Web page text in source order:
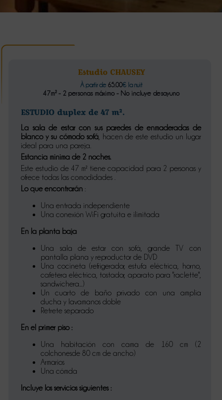
Estudio CHAUSEY
À partir de 65.00€ la nuit
47m² - 2 personas máximo - No incluye desayuno
ESTUDIO duplex de 47 m².
La sala de estar con sus paredes de enmaderadas de
blanco y su cómodo sofá, hacen de este estudio un lugar
ideal para una pareja.
Estancia minima de 2 noches.
Este estudio de 47 m² tiene capacidad para 2 personas y
ofrece todas las comodidades .
Lo que encontrarán :
Una entrada independiente
Una conexión WiFi gratuita e ilimitada
En la planta baja
Una sala de estar con sofá, grande TV con
pantalla plana y reproductor de DVD
Una cocineta (refrigerador, estufa eléctrica, horno,
cafetera eléctrica, tostador, aparato para "raclette",
sandwichera...)
Un cuarto de baño privado con una amplia
ducha y lavamanos doble
Retrete separado
En el primer piso :
Una habitación con cama de 160 cm (2
colchonesde 80 cm de ancho)
Armarios
Una cómda
Incluye los servicios siguientes :